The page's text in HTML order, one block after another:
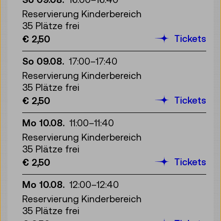
Reservierung Kinderbereich
35 Plätze frei
€ 2,50
Tickets
So 09.08. 17:00–17:40
Reservierung Kinderbereich
35 Plätze frei
€ 2,50
Tickets
Mo 10.08. 11:00–11:40
Reservierung Kinderbereich
35 Plätze frei
€ 2,50
Tickets
Mo 10.08. 12:00–12:40
Reservierung Kinderbereich
35 Plätze frei